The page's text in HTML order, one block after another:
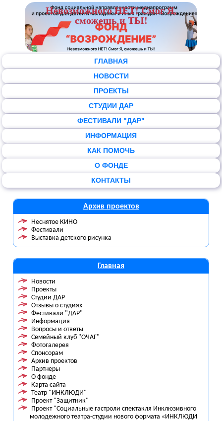
Невозможного НЕТ! Смог Я,
сможешь и ТЫ!
ГЛАВНАЯ
НОВОСТИ
ПРОЕКТЫ
СТУДИИ ДАР
ФЕСТИВАЛИ "ДАР"
ИНФОРМАЦИЯ
КАК ПОМОЧЬ
О ФОНДЕ
КОНТАКТЫ
Архив проектов
Неснятое КИНО
Фестивали
Выставка детского рисунка
Главная
Новости
Проекты
Студии ДАР
Отзывы о студиях
Фестивали "ДАР"
Информация
Вопросы и ответы
Семейный клуб "ОЧАГ"
Фотогалерея
Спонсорам
Архив проектов
Партнеры
О фонде
Карта сайта
Театр "ИНКЛЮДИ"
Проект "Защитник"
Проект "Социальные гастроли спектакля Инклюзивного
молодежного театра-студии нового формата «ИНКЛЮДИ